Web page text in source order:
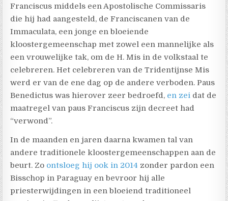
Franciscus middels een Apostolische Commissaris
die hij had aangesteld, de Franciscanen van de
Immaculata, een jonge en bloeiende
kloostergemeenschap met zowel een mannelijke als
een vrouwelijke tak, om de H. Mis in de volkstaal te
celebreren. Het celebreren van de Tridentijnse Mis
werd er van de ene dag op de andere verboden. Paus
Benedictus was hierover zeer bedroefd, en zei dat de
maatregel van paus Franciscus zijn decreet had
“verwond”.
In de maanden en jaren daarna kwamen tal van
andere traditionele kloostergemeenschappen aan de
beurt. Zo ontsloeg hij ook in 2014 zonder pardon een
Bisschop in Paraguay en bevroor hij alle
priesterwijdingen in een bloeiend traditioneel